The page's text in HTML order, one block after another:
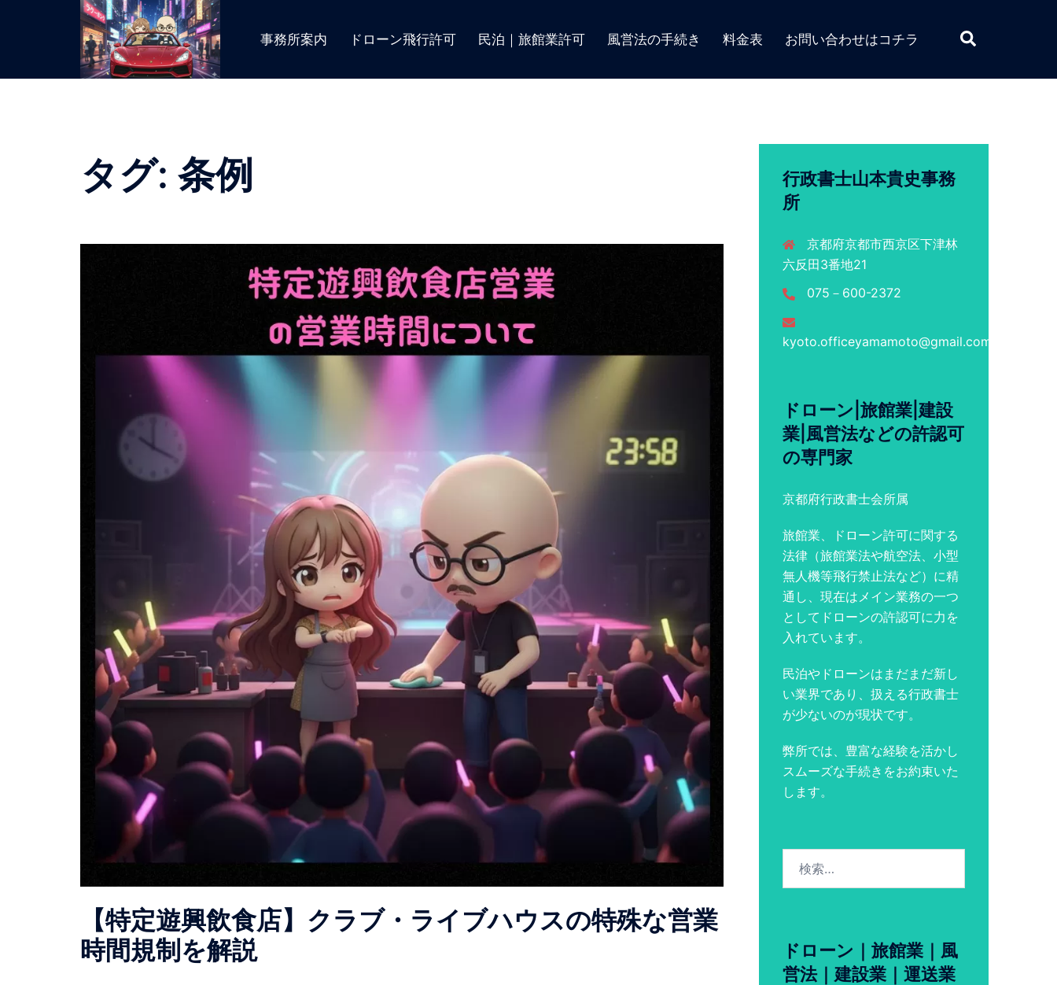
事務所案内 ドローン飛行許可 民泊｜旅館業許可 風営法の手続き 料金表 お問い合わせはコチラ
検
索
タグ: 条例
【特定遊興飲食店】クラブ・ライブハウスの特殊な営業
時間規制を解説
行政書士山本貴史事務
所
京都府京都市西京区下津林
六反田3番地21
075－600-2372
kyoto.officeyamamoto@gmail.com
ドローン|旅館業|建設
業|風営法などの許認可
の専門家
京都府行政書士会所属
旅館業、ドローン許可に関する
法律（旅館業法や航空法、小型
無人機等飛行禁止法など）に精
通し、現在はメイン業務の一つ
としてドローンの許認可に力を
入れています。
民泊やドローンはまだまだ新し
い業界であり、扱える行政書士
が少ないのが現状です。
弊所では、豊富な経験を活かし
スムーズな手続きをお約束いた
します。
ドローン｜旅館業｜風
営法｜建設業｜運送業